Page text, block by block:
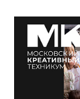
Политика
Публичная
Условия
Кредит на